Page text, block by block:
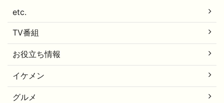
etc.
TV番組
お役立ち情報
イケメン
グルメ